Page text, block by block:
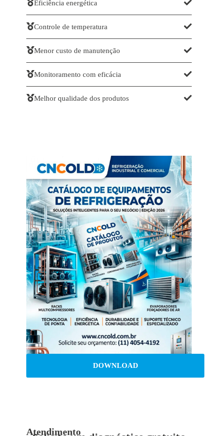
Eficiência energética 
Controle de temperatura 
Menor custo de manutenção 
Monitoramento com eficácia 
Melhor qualidade dos produtos 
Catálogo
DOWNLOAD
Atendimento